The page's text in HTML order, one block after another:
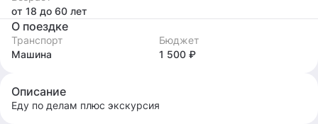
от 18 до 60 лет
О поездке
Транспорт
Машина
Бюджет
1 500 ₽
Описание
Еду по делам плюс экскурсия